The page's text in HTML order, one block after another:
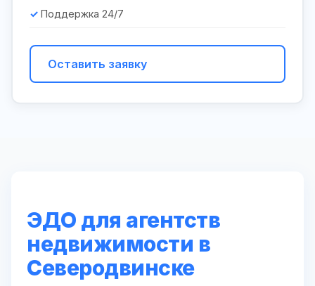
Поддержка 24/7
Оставить заявку
ЭДО для агентств
недвижимости в
Северодвинске